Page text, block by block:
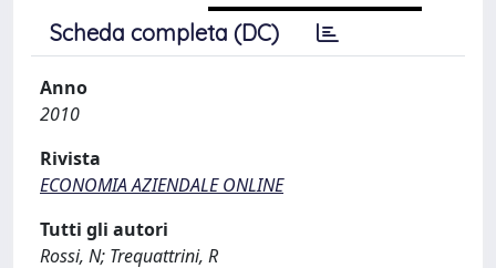
Scheda completa (DC)
Anno
2010
Rivista
ECONOMIA AZIENDALE ONLINE
Tutti gli autori
Rossi, N; Trequattrini, R